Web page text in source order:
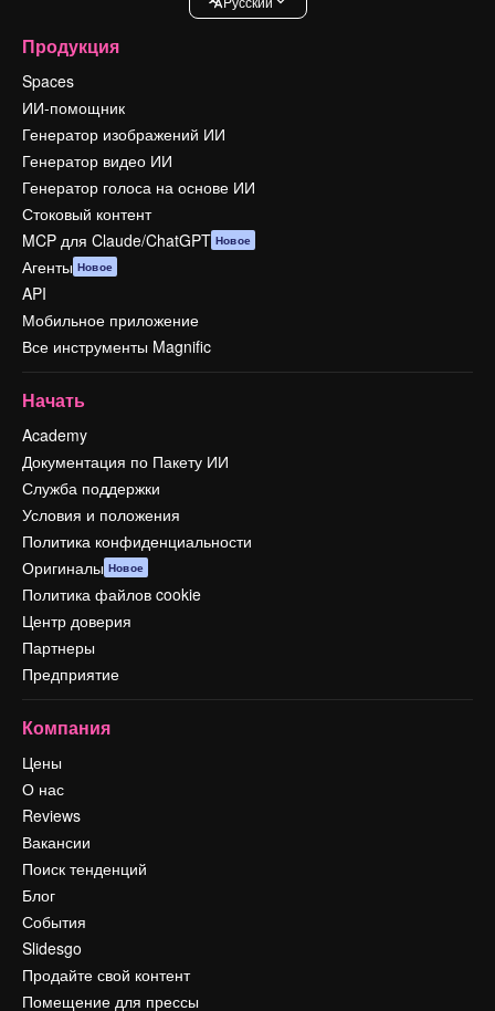
Продукция
Spaces
ИИ-помощник
Генератор изображений ИИ
Генератор видео ИИ
Генератор голоса на основе ИИ
Стоковый контент
MCP для Claude/ChatGPT Новое
Агенты Новое
API
Мобильное приложение
Все инструменты Magnific
Начать
Academy
Документация по Пакету ИИ
Служба поддержки
Условия и положения
Политика конфиденциальности
Оригиналы Новое
Политика файлов cookie
Центр доверия
Партнеры
Предприятие
Компания
Цены
О нас
Reviews
Вакансии
Поиск тенденций
Блог
События
Slidesgo
Продайте свой контент
Помещение для прессы